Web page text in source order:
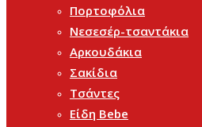
Πορτοφόλια
Νεσεσέρ-τσαντάκια
Αρκουδάκια
Σακίδια
Τσάντες
Είδη Bebe